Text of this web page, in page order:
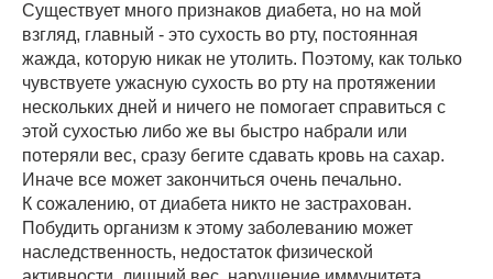
Существует много признаков диабета, но на мой
взгляд, главный - это сухость во рту, постоянная
жажда, которую никак не утолить. Поэтому, как только
чувствуете ужасную сухость во рту на протяжении
нескольких дней и ничего не помогает справиться с
этой сухостью либо же вы быстро набрали или
потеряли вес, сразу бегите сдавать кровь на сахар.
Иначе все может закончиться очень печально.
К сожалению, от диабета никто не застрахован.
Побудить организм к этому заболеванию может
наследственность, недостаток физической